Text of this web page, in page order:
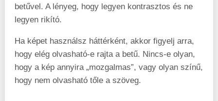
betűvel. A lényeg, hogy legyen kontrasztos és ne
legyen rikító.
Ha képet használsz háttérként, akkor figyelj arra,
hogy elég olvasható-e rajta a betű. Nincs-e olyan,
hogy a kép annyira „mozgalmas”, vagy olyan színű,
hogy nem olvasható tőle a szöveg.